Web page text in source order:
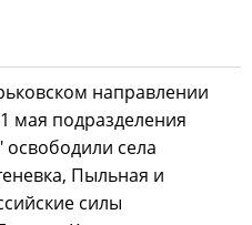
направлении
мая подразделения
освободили села
Пыльная и
силы